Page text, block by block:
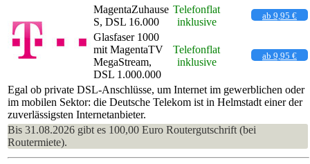
MagentaZuhause
S, DSL 16.000
Telefonflat
inklusive
ab 9,95 €
Glasfaser 1000
mit MagentaTV
MegaStream,
DSL 1.000.000
Telefonflat
inklusive
ab 9,95 €
Egal ob private DSL-Anschlüsse, um Internet im gewerblichen oder
im mobilen Sektor: die Deutsche Telekom ist in Helmstadt einer der
zuverlässigsten Internetanbieter.
Bis 31.08.2026 gibt es 100,00 Euro Routergutschrift (bei
Routermiete).